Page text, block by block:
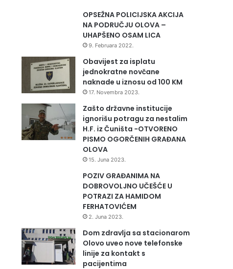
OPSEŽNA POLICIJSKA AKCIJA
NA PODRUČJU OLOVA –
UHAPŠENO OSAM LICA
9. Februara 2022.
Obavijest za isplatu
jednokratne novčane
naknade u iznosu od 100 KM
17. Novembra 2023.
Zašto državne institucije
ignorišu potragu za nestalim
H.F. iz Čuništa -OTVORENO
PISMO OGORČENIH GRAĐANA
OLOVA
15. Juna 2023.
POZIV GRAĐANIMA NA
DOBROVOLJNO UČEŠĆE U
POTRAZI ZA HAMIDOM
FERHATOVIĆEM
2. Juna 2023.
Dom zdravlja sa stacionarom
Olovo uveo nove telefonske
linije za kontakt s
pacijentima